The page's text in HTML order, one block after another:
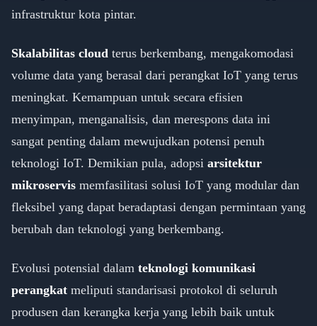
infrastruktur kota pintar.
Skalabilitas cloud terus berkembang, mengakomodasi
volume data yang berasal dari perangkat IoT yang terus
meningkat. Kemampuan untuk secara efisien
menyimpan, menganalisis, dan merespons data ini
sangat penting dalam mewujudkan potensi penuh
teknologi IoT. Demikian pula, adopsi arsitektur
mikroservis memfasilitasi solusi IoT yang modular dan
fleksibel yang dapat beradaptasi dengan permintaan yang
berubah dan teknologi yang berkembang.
Evolusi potensial dalam teknologi komunikasi
perangkat meliputi standarisasi protokol di seluruh
produsen dan kerangka kerja yang lebih baik untuk